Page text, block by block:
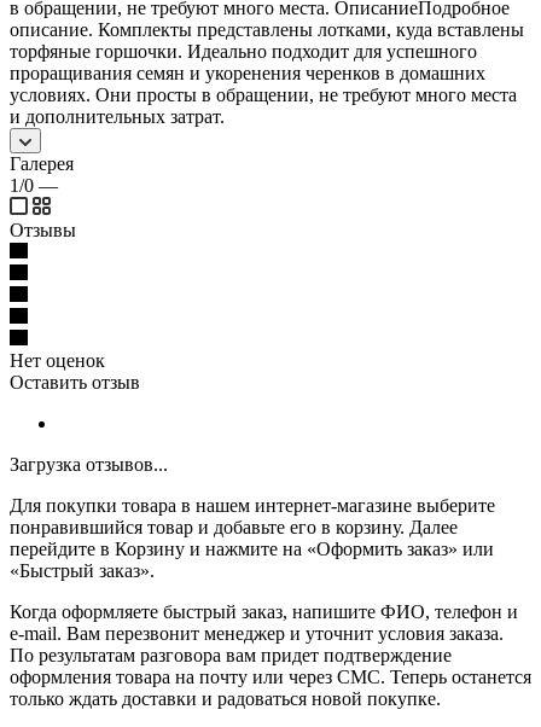
в обращении, не требуют много места. ОписаниеПодробное
описание. Комплекты представлены лотками, куда вставлены
торфяные горшочки. Идеально подходит для успешного
проращивания семян и укоренения черенков в домашних
условиях. Они просты в обращении, не требуют много места
и дополнительных затрат.
Галерея
1/0 —
Отзывы
Нет оценок
Оставить отзыв
Загрузка отзывов...
Для покупки товара в нашем интернет-магазине выберите
понравившийся товар и добавьте его в корзину. Далее
перейдите в Корзину и нажмите на «Оформить заказ» или
«Быстрый заказ».
Когда оформляете быстрый заказ, напишите ФИО, телефон и
e-mail. Вам перезвонит менеджер и уточнит условия заказа.
По результатам разговора вам придет подтверждение
оформления товара на почту или через СМС. Теперь останется
только ждать доставки и радоваться новой покупке.